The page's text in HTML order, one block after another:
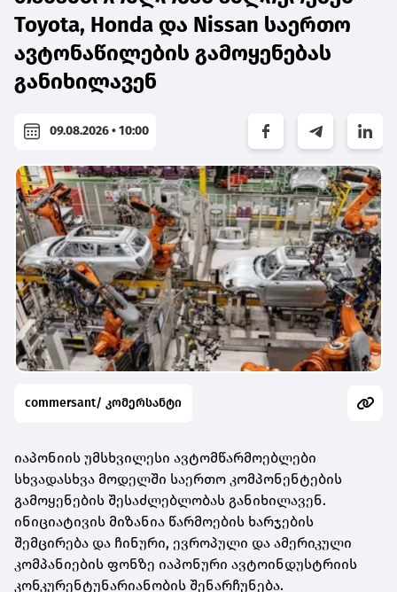
Toyota, Honda და Nissan საერთო
ავტონაწილების გამოყენებას
განიხილავენ
09.08.2026 • 10:00
commersant/ კომერსანტი
იაპონიის უმსხვილესი ავტომწარმოებლები
სხვადასხვა მოდელში საერთო კომპონენტების
გამოყენების შესაძლებლობას განიხილავენ.
ინიციატივის მიზანია წარმოების ხარჯების
შემცირება და ჩინური, ევროპული და ამერიკული
კომპანიების ფონზე იაპონური ავტოინდუსტრიის
კონკურენტუნარიანობის შენარჩუნება.